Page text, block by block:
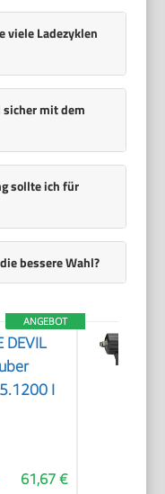
viele Ladezyklen
mit dem
sollte ich für
bessere Wahl?
ANGEBOT
DEVIL
I
L/R I
61,67 €